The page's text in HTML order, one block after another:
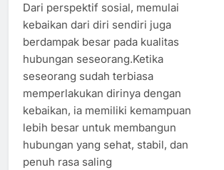
Dari perspektif sosial, memulai
kebaikan dari diri sendiri juga
berdampak besar pada kualitas
hubungan seseorang.Ketika
seseorang sudah terbiasa
memperlakukan dirinya dengan
kebaikan, ia memiliki kemampuan
lebih besar untuk membangun
hubungan yang sehat, stabil, dan
penuh rasa saling